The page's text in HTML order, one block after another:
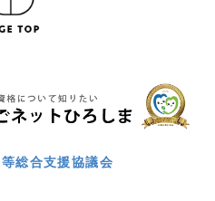
総合支援協議会